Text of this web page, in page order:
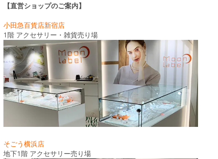
【直営ショップのご案内】
小田急百貨店新宿店
1階 アクセサリー・雑貨売り場
そごう横浜店
地下1階 アクセサリー売り場